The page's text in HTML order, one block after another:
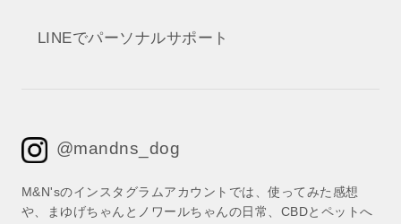
LINEでパーソナルサポート
@mandns_dog
M&N'sのインスタグラムアカウントでは、使ってみた感想
や、まゆげちゃんとノワールちゃんの日常、CBDとペットへ